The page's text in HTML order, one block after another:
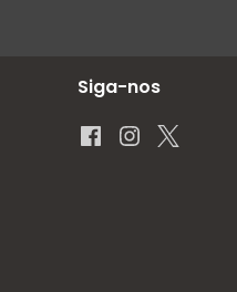
Siga-nos